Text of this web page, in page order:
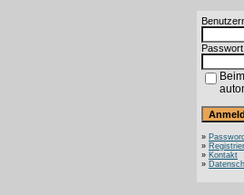
»
»
» Kontakt
»